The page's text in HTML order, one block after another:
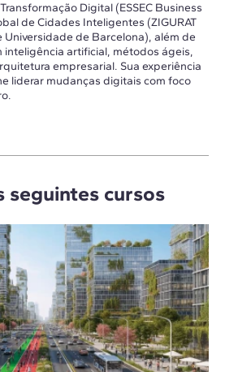
Digital (ESSEC Business
de Cidades Inteligentes (ZIGURAT
Universidade de Barcelona), além de
inteligência artificial, métodos ágeis,
empresarial. Sua experiência
liderar mudanças digitais com foco
seguintes cursos